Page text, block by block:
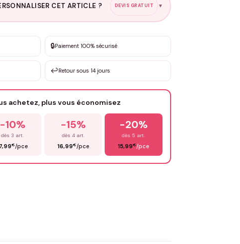
CET ARTICLE ? DEVIS GRATUIT ▼
mesure
de 3 à 10€ selon la demande
🔒Paiement 100% sécurisé
↩️Retour sous 14 jours
achetez, plus vous économisez
-10%
dès 3 art.
€/pce
-15%
dès 4 art.
16,99€/pce
-20%
dès 5 art.
15,99€/pce